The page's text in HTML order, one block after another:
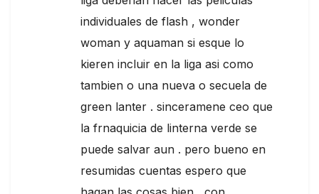
individuales de flash , wonder
woman y aquaman si esque lo
kieren incluir en la liga asi como
tambien o una nueva o secuela de
green lanter . sinceramene ceo que
la frnaquicia de linterna verde se
puede salvar aun . pero bueno en
resumidas cuentas espero que